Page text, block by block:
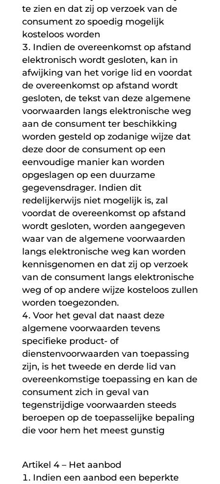
te zien en dat zij op verzoek van de
consument zo spoedig mogelijk
kosteloos worden
Indien de overeenkomst op afstand
elektronisch wordt gesloten, kan in
afwijking van het vorige lid en voordat
de overeenkomst op afstand wordt
gesloten, de tekst van deze algemene
voorwaarden langs elektronische weg
aan de consument ter beschikking
worden gesteld op zodanige wijze dat
deze door de consument op een
eenvoudige manier kan worden
opgeslagen op een duurzame
gegevensdrager. Indien dit
redelijkerwijs niet mogelijk is, zal
voordat de overeenkomst op afstand
wordt gesloten, worden aangegeven
waar van de algemene voorwaarden
langs elektronische weg kan worden
kennisgenomen en dat zij op verzoek
van de consument langs elektronische
weg of op andere wijze kosteloos zullen
worden toegezonden.
Voor het geval dat naast deze
algemene voorwaarden tevens
specifieke product- of
dienstenvoorwaarden van toepassing
zijn, is het tweede en derde lid van
overeenkomstige toepassing en kan de
consument zich in geval van
tegenstrijdige voorwaarden steeds
beroepen op de toepasselijke bepaling
die voor hem het meest gunstig
Artikel 4 – Het aanbod
Indien een aanbod een beperkte